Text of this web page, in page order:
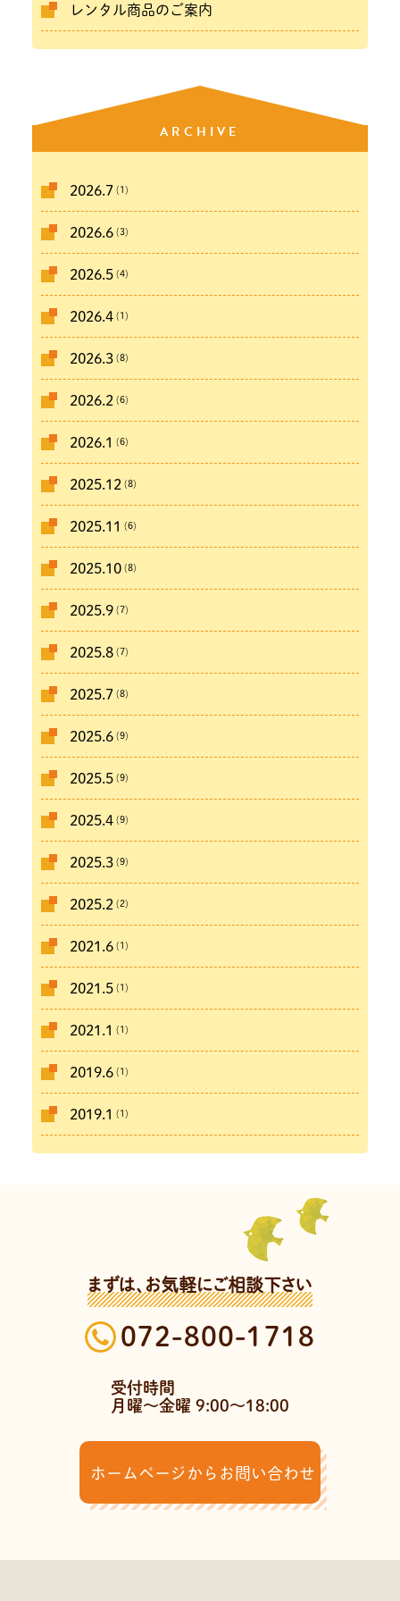
レンタル商品のご案内
ARCHIVE
2026.7 (1)
2026.6(3)
2026.5(4)
2026.4(1)
2026.3(8)
2026.2 (6)
2026.1 (6)
2025.12 (8)
2025.11 (6)
2025.10(8)
2025.9(7)
2025.8(7)
2025.7 (8)
2025.6(9)
2025.5(9)
2025.4(9)
2025.3(9)
2025.2 (2)
2021.6(1)
2021.5(1)
2021.1 (1)
2019.6(1)
2019.1 (1)
まずは、お気軽にご相談下さい
072-800-1718
受付時間
月曜～金曜 9:00～18:00
ホームページからお問い合わせ